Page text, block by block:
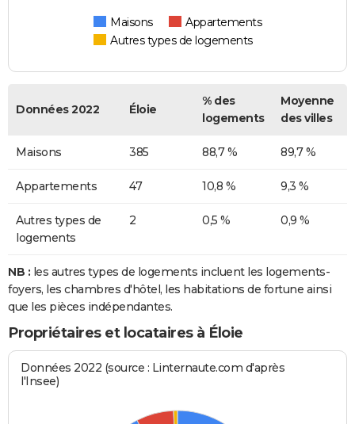
Maisons
Appartements
Autres types de logements
Données 2022 Éloie
% des
logements
Moyenne
des villes
Maisons 385 88,7 % 89,7 %
Appartements 47 10,8 % 9,3 %
Autres types de
logements
2 0,5 % 0,9 %
NB : les autres types de logements incluent les logements-
foyers, les chambres d'hôtel, les habitations de fortune ainsi
que les pièces indépendantes.
Propriétaires et locataires à Éloie
Données 2022 (source : Linternaute.com d'après
l'Insee)